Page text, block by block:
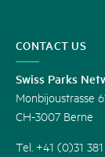
CONTACT US
Swiss Parks
Monbijoustrasse
CH-3007 Berne
Tel. +41 (0)31 381